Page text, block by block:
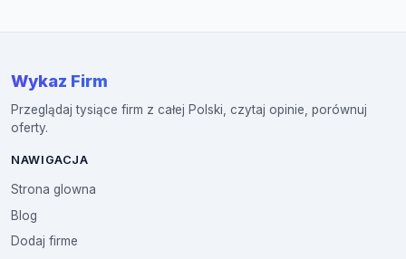
Wykaz Firm
Przeglądaj tysiące firm z całej Polski, czytaj opinie, porównuj
oferty.
NAWIGACJA
Strona glowna
Blog
Dodaj firme